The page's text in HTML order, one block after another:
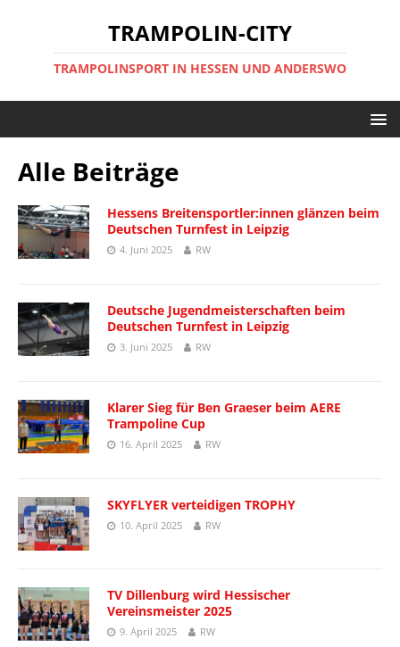
TRAMPOLIN-CITY
TRAMPOLINSPORT IN HESSEN UND ANDERSWO
Alle Beiträge
Hessens Breitensportler:innen glänzen beim
Deutschen Turnfest in Leipzig
4. Juni 2025 RW
Deutsche Jugendmeisterschaften beim
Deutschen Turnfest in Leipzig
3. Juni 2025 RW
Klarer Sieg für Ben Graeser beim AERE
Trampoline Cup
16. April 2025 RW
SKYFLYER verteidigen TROPHY
10. April 2025 RW
TV Dillenburg wird Hessischer
Vereinsmeister 2025
9. April 2025 RW